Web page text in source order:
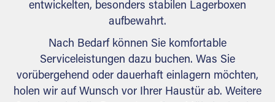
entwickelten, besonders stabilen Lagerboxen
aufbewahrt.
Nach Bedarf können Sie komfortable
Serviceleistungen dazu buchen. Was Sie
vorübergehend oder dauerhaft einlagern möchten,
holen wir auf Wunsch vor Ihrer Haustür ab. Weitere